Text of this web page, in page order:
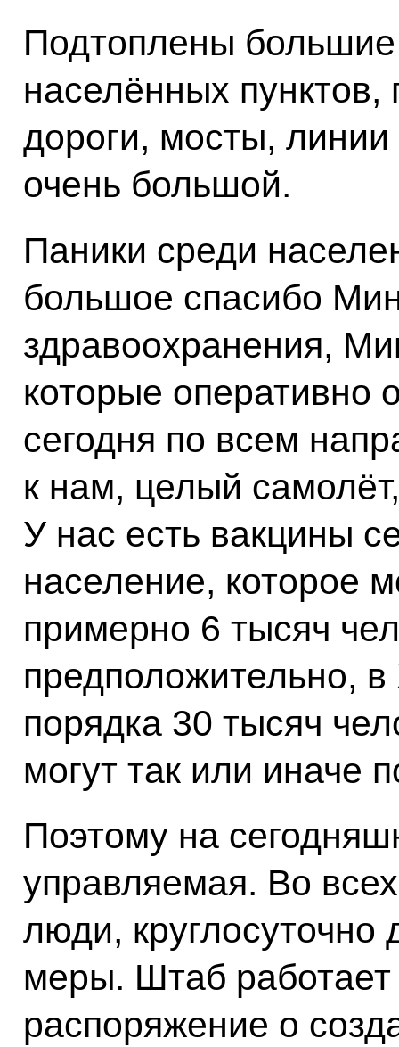
Подтоплены большие
населённых
дороги, мосты,
очень большой.
Паники среди
большое спасибо
здравоохранения,
которые оперативно
сегодня по всем
к нам, целый
У нас есть вакцины
население, которое
примерно 6 тысяч
предположительно,
порядка 30 тысяч
могут так или иначе
Поэтому на
управляемая. Во
люди,
меры. Штаб работает
распоряжение о